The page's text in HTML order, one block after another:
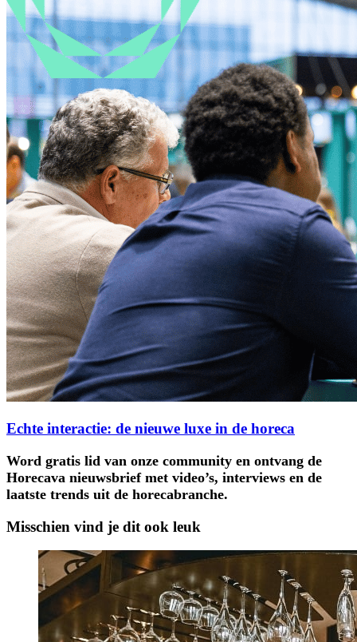
Echte interactie: de nieuwe luxe in de horeca
Word gratis lid van onze community en ontvang de
Horecava nieuwsbrief met video’s, interviews en de
laatste trends uit de horecabranche.
Misschien vind je dit ook leuk